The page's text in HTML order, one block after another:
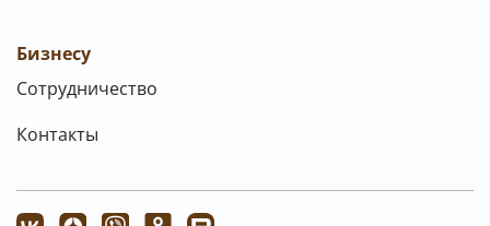
Бизнесу
Сотрудничество
Контакты